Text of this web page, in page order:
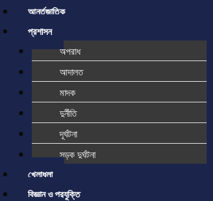
আর্ন্তজাতিক
প্রশাসন
অপরাধ
আদালত
মাদক
দুর্নীতি
দূর্ঘটনা
সড়ক দুর্ঘটনা
খেলাধুলা
বিজ্ঞান ও প্রযুক্তি